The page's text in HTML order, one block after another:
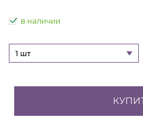
в наличии
1 шт